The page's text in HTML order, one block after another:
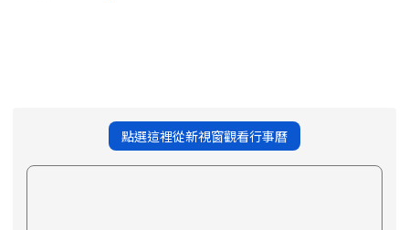
點選這裡從新視窗觀看行事曆